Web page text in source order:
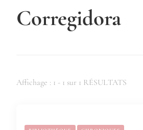
Corregidora
Affichage : 1 - 1 sur 1 RÉSULTATS